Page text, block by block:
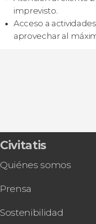
imprevisto.
Acceso a
aprovechar al
Civitatis
Quiénes somos
Prensa
Sostenibilidad